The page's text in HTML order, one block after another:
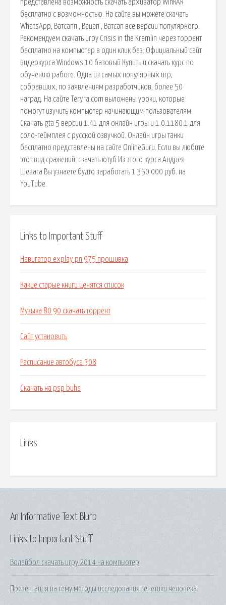
представлена возможность скачать архиватор WinRAR
бесплатно с возможностью. На сайте вы можете скачать
WhatsApp, Ватсапп , Вацап , Ватсап все версии популярного.
Рекомендуем скачать игру Crisis in the Kremlin через торрент
бесплатно на компьютер в один клик без. Официальный сайт
видеокурса Windows 10 базовый Купить и скачать курс по
обучению работе. Одна из самых популярных игр,
собравших, по заявлениям разработчиков, более 50
наград. На сайте Teryra.com выложены уроки, которые
помогут изучить компьютер начинающим пользователям.
Скачать gta 5 версии 1.41 для онлайн игры и 1.0.1180.1 для
соло-геймплея с русской озвучкой. Онлайн игры танки
бесплатно представлены на сайте OnlineGuru. Если вы любите
этот вид сражений. скачать ютуб Из этого курса Андрея
Шевага Вы узнаете будто заработать 1 350 000 руб. на
YouTube.
Links to Important Stuff
Навигатор explay pn 975 прошивка
Какие старые книги ценятся список
Музыка 80 90 скачать торрент
Сайт установить
Расписание автобуса 308
Скачать на psp buhs
Links
Links to Important Stuff
Волейбол скачать игру 2014 на компьютер
Презентация на тему методы исследования генетики человека
An Informative Text Blurb